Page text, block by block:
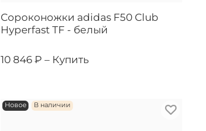
Сороконожки adidas F50 Club
Hyperfast TF - белый
10 846 ₽ – Купить
Новое В наличии